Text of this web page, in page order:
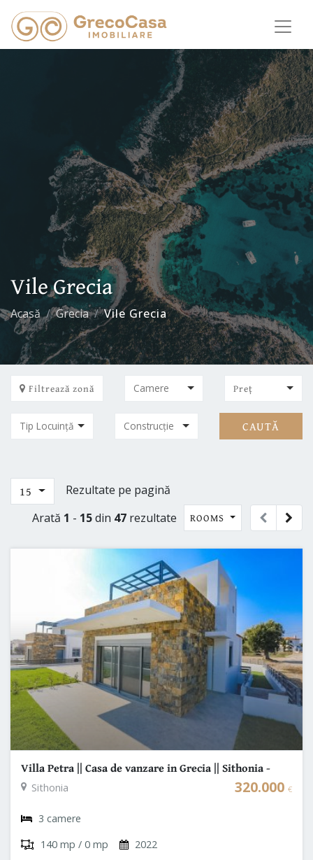
Vile Grecia
Acasă Grecia Vile Grecia
Filtrează zonă Preț
CAUTĂ
15
Rezultate pe pagină
Arată 1 - 15din 47rezultate ROOMS
Villa Petra || Casa de vanzare in Grecia || Sithonia -
NikitiSithonia 320.000 €
3 camere
140 mp / 0 mp
2022